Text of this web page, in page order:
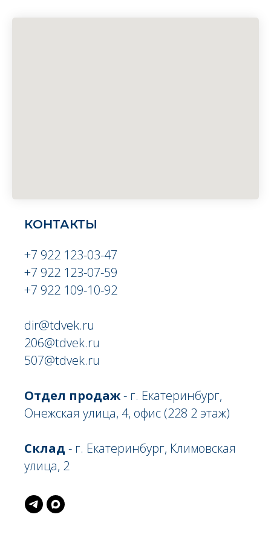
КОНТАКТЫ
+7 922 123-03-47
+7 922 123-07-59
+7 922 109-10-92
dir@tdvek.ru
206@tdvek.ru
507@tdvek.ru
Отдел продаж- г. Екатеринбург,
Онежская улица, 4, офис (228 2 этаж)
Склад - г. Екатеринбург, Климовская
улица, 2